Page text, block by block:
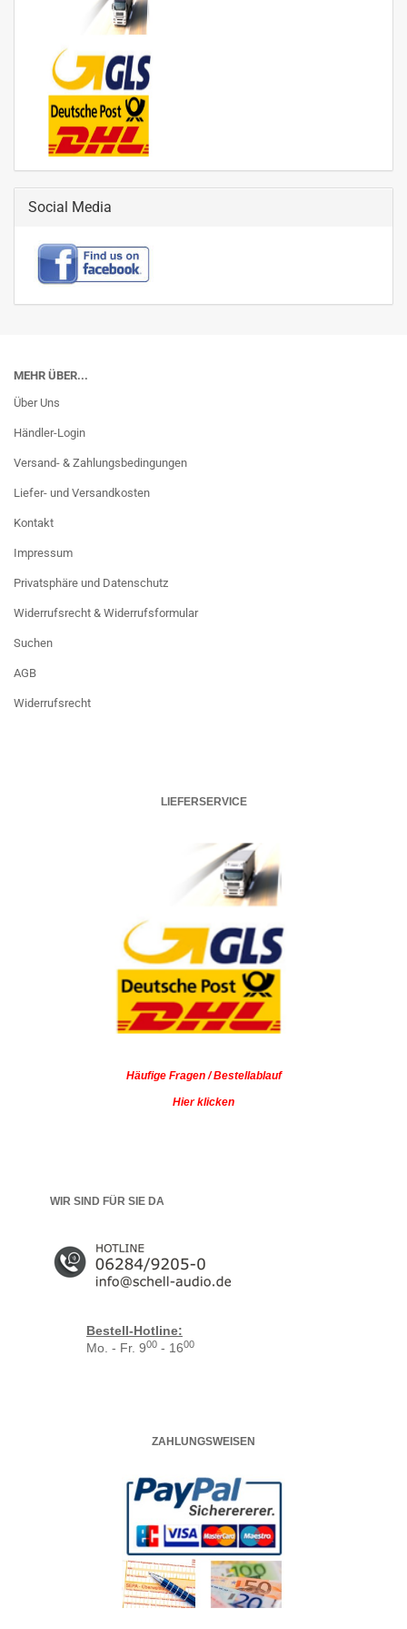
Social Media
MEHR ÜBER...
Über Uns
Händler-Login
Versand- & Zahlungsbedingungen
Liefer- und Versandkosten
Kontakt
Impressum
Privatsphäre und Datenschutz
Widerrufsrecht & Widerrufsformular
Suchen
AGB
Widerrufsrecht
LIEFERSERVICE
Häufige Fragen / Bestellablauf
Hier klicken
WIR SIND FÜR SIE DA
Bestell-Hotline:
Mo. - Fr. 900 - 1600
ZAHLUNGSWEISEN